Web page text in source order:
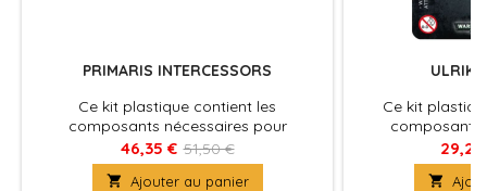
PRIMARIS INTERCESSORS
Ce kit plastique contient les
composants nécessaires pour
assembler un ensemble de 10 Primaris
Intercessors.
46,35 € 51,50 €
 Ajouter au panier
ULRIK
Ce kit
composants
assembler Ulrik
Space
